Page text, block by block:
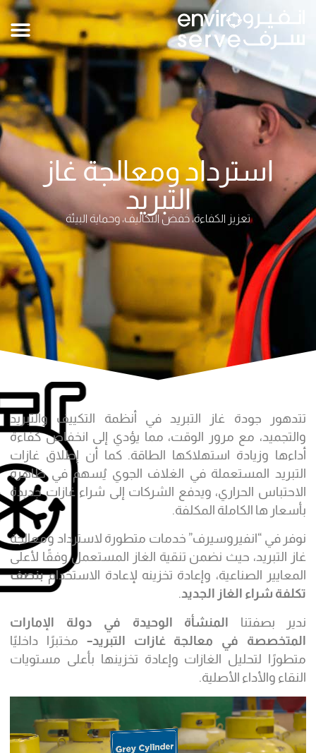
استرداد ومعالجة غاز
التبريد
تعزيز الكفاءة، خفض التكاليف، وحماية البيئة
تتدهور جودة غاز التبريد في أنظمة التكييف والتبريد
والتجميد، مع مرور الوقت، مما يؤدي إلى انخفاض كفاءة
أداءها وزيادة استهلاكها الطاقة. كما أن إطلاق غازات
التبريد المستعملة في الغلاف الجوي يُسهم في ظاهرة
الاحتباس الحراري، ويدفع الشركات إلى شراء غازات جديدة
بأسعار ها الكاملة المكلفة.
نوفر في “انفيروسيرف” خدمات متطورة لاسترداد ومعالجة
غاز التبريد، حيث نضمن تنقية الغاز المستعمل وفقًا لأعلى
المعايير الصناعية، وإعادة تخزينه لإعادة الاستخدامبنصف
تكلفة شراء الغاز الجديد.
ندير بصفتنا المنشأة الوحيدة في دولة الإمارات
المتخصصة في معالجة غازات التبريد– مختبرًا داخليًا
متطورًا لتحليل الغازات وإعادة تخزينها بأعلى مستويات
النقاء والأداء الأصلية.